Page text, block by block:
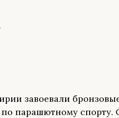
завоевали
по парашютному